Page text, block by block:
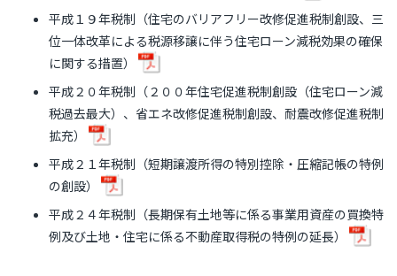
平成１９年税制（住宅のバリアフリー改修促進税制創設、三
位一体改革による税源移譲に伴う住宅ローン減税効果の確保
に関する措置）
平成２０年税制（２００年住宅促進税制創設（住宅ローン減
税過去最大）、省エネ改修促進税制創設、耐震改修促進税制
拡充）
平成２１年税制（短期譲渡所得の特別控除・圧縮記帳の特例
の創設）
平成２４年税制（長期保有土地等に係る事業用資産の買換特
例及び土地・住宅に係る不動産取得税の特例の延長）